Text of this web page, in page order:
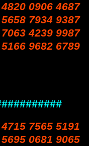
0906 4687
7934 9387
4239 9987
9682 6789
7565 5191
0681 9065